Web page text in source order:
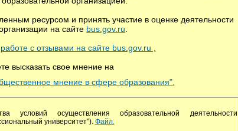
ресурсом и принять участие в оценке деятельности
на сайте bus.gov.ru
с отзывами на сайте bus.gov.ru ,
высказать свое мнение на
мнение в сфере образования".
условий осуществления образовательной деятельности
университет"). Файл.